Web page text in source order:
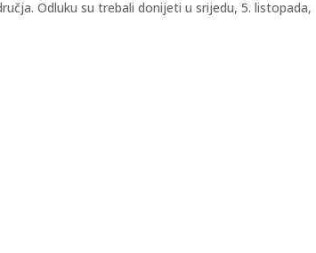
Odluku su trebali donijeti u srijedu, 5. listopada,